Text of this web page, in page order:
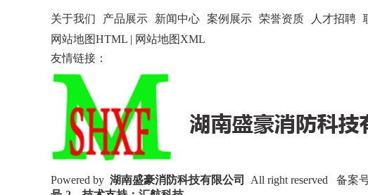
关于我们 产品展示 新闻中心 案例展示 荣誉资质 人才招聘
网站地图HTML | 网站地图XML
友情链接：
Powered by 湖南盛豪消防科技有限公司 All right reserved 备案